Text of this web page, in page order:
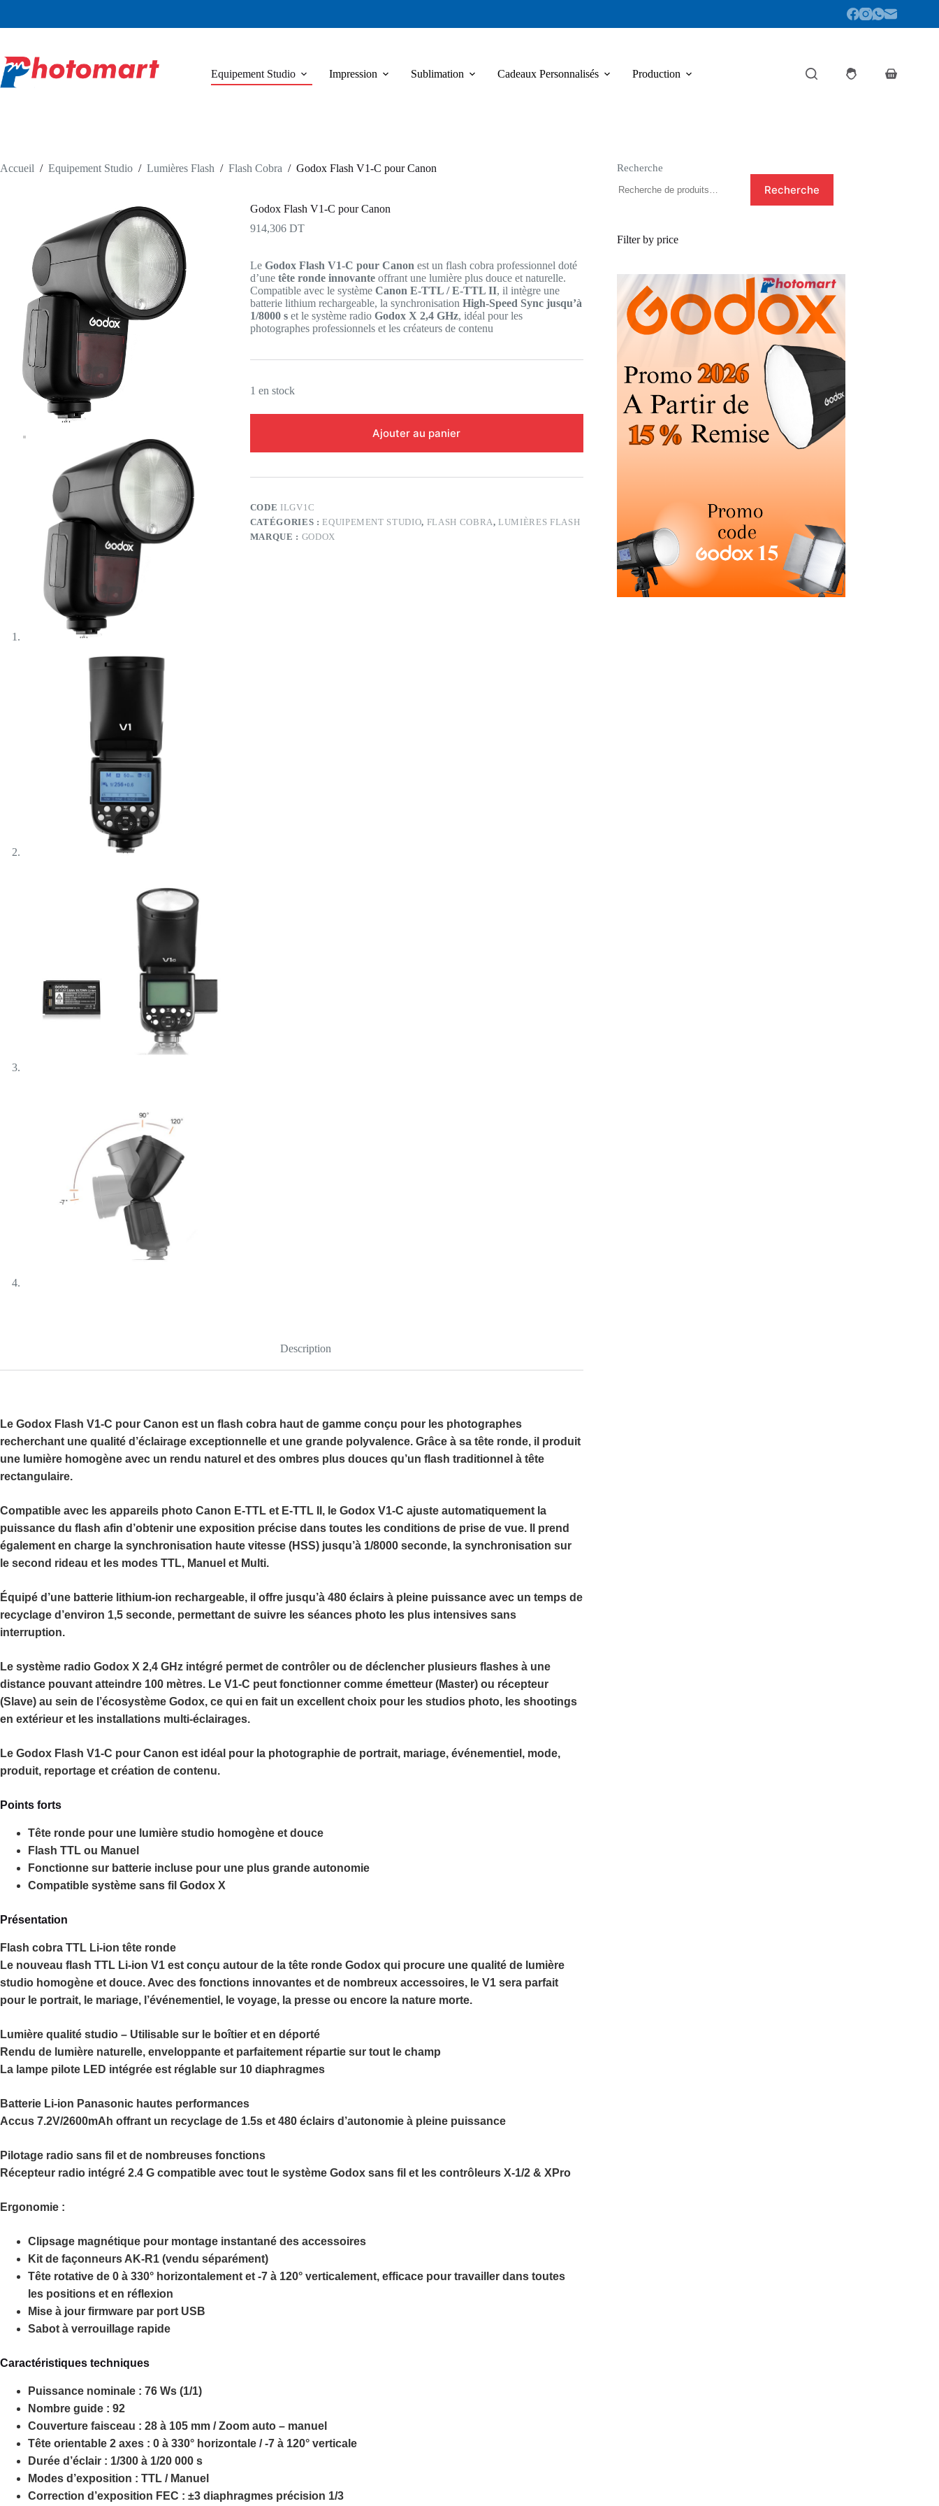
contenu
Equipement Studio Impression Sublimation Cadeaux Personnalisés Production
Panier
Accueil / Equipement Studio / Lumières Flash / Flash Cobra / Godox Flash V1-C pour Canon
Godox Flash V1-C pour Canon
914,306 DT
Le Godox Flash V1-C pour Canon est un flash cobra professionnel doté
d’une tête ronde innovanteoffrant une lumière plus douce et naturelle.
Compatible avec le système Canon E-TTL / E-TTL II, il intègre une
batterie lithium rechargeable, la synchronisation High-Speed Sync jusqu’à
1/8000 set le système radio Godox X 2,4 GHz, idéal pour les
photographes professionnels et les créateurs de contenu
1 en stock
Ajouter au panier
CODE ILGV1C
CATÉGORIES :EQUIPEMENT STUDIO, FLASH COBRA,LUMIÈRES FLASH
MARQUE : GODOX
Description
Le Godox Flash V1-C pour Canon est un flash cobra haut de gamme conçu pour les photographes
recherchant une qualité d’éclairage exceptionnelle et une grande polyvalence. Grâce à sa tête ronde, il produit
une lumière homogène avec un rendu naturel et des ombres plus douces qu’un flash traditionnel à tête
rectangulaire.
Compatible avec les appareils photo Canon E-TTL et E-TTL II , le Godox V1-C ajuste automatiquement la
puissance du flash afin d’obtenir une exposition précise dans toutes les conditions de prise de vue. Il prend
également en charge la synchronisation haute vitesse (HSS) jusqu’à 1/8000 seconde, la synchronisation sur
le second rideau et les modes TTL, Manuel et Multi.
Équipé d’une batterie lithium-ion rechargeable, il offre jusqu’à 480 éclairs à pleine puissance avec un temps de
recyclage d’environ 1,5 seconde, permettant de suivre les séances photo les plus intensives sans
interruption.
Le système radio Godox X 2,4 GHz intégré permet de contrôler ou de déclencher plusieurs flashes à une
distance pouvant atteindre 100 mètres. Le V1-C peut fonctionner comme émetteur (Master) ou récepteur
(Slave) au sein de l’écosystème Godox, ce qui en fait un excellent choix pour les studios photo, les shootings
en extérieur et les installations multi-éclairages.
Le Godox Flash V1-C pour Canon est idéal pour la photographie de portrait, mariage, événementiel , mode,
produit, reportage et création de contenu.
Points forts
Tête ronde pour une lumière studio homogène et douce
Flash TTL ou Manuel
Fonctionne sur batterie incluse pour une plus grande autonomie
Compatible système sans fil Godox X
Présentation
Flash cobra TTL Li-ion tête ronde
Le nouveau flash TTL Li-ion V1 est conçu autour de la tête ronde Godox qui procure une qualité de lumière
studio homogène et douce. Avec des fonctions innovantes et de nombreux accessoires, le V1 sera parfait
pour le portrait, le mariage, l’événementiel, le voyage, la presse ou encore la nature morte.
Lumière qualité studio – Utilisable sur le boîtier et en déporté
Rendu de lumière naturelle, enveloppante et parfaitement répartie sur tout le champ
La lampe pilote LED intégrée est réglable sur 10 diaphragmes
Batterie Li-ion Panasonic hautes performances
Accus 7.2V/2600mAh offrant un recyclage de 1.5s et 480 éclairs d’autonomie à pleine puissance
Pilotage radio sans fil et de nombreuses fonctions
Récepteur radio intégré 2.4 G compatible avec tout le système Godox sans fil et les contrôleurs X-1/2 & XPro
Ergonomie :
Clipsage magnétique pour montage instantané des accessoires
Kit de façonneurs AK-R1 (vendu séparément)
Tête rotative de 0 à 330° horizontalement et -7 à 120° verticalement, efficace pour travailler dans toutes
les positions et en réflexion
Mise à jour firmware par port USB
Sabot à verrouillage rapide
Caractéristiques techniques
Puissance nominale : 76 Ws (1/1)
Nombre guide : 92
Couverture faisceau : 28 à 105 mm / Zoom auto – manuel
Tête orientable 2 axes : 0 à 330° horizontale / -7 à 120° verticale
Durée d’éclair : 1/300 à 1/20 000 s
Modes d’exposition : TTL / Manuel
Correction d’exposition FEC : ±3 diaphragmes précision 1/3
Recherche
Recherche
Filter by price